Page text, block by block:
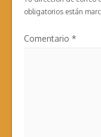
obligatorios están
Comentario *